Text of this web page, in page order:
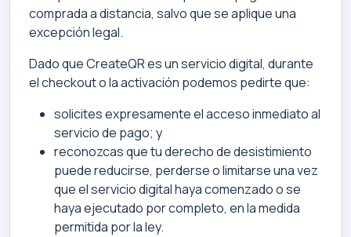
comprada a distancia, salvo que se aplique una
excepción legal.
Dado que CreateQR es un servicio digital, durante
el checkout o la activación podemos pedirte que:
solicites expresamente el acceso inmediato al
servicio de pago; y
reconozcas que tu derecho de desistimiento
puede reducirse, perderse o limitarse una vez
que el servicio digital haya comenzado o se
haya ejecutado por completo, en la medida
permitida por la ley.